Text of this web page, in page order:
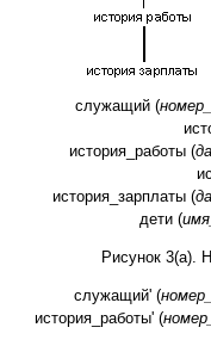
служащий (
история_работы (
история_зарплаты (
дети (
Рисунок 3(a).
служащий' (
история_работы' (